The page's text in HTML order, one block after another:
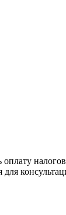
оплату